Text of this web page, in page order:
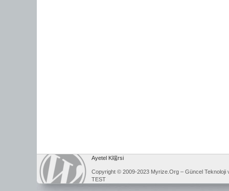
Ayetel K端rsi
Copyright © 2009-2023 Myrize.Org – Güncel Teknoloji
TEST